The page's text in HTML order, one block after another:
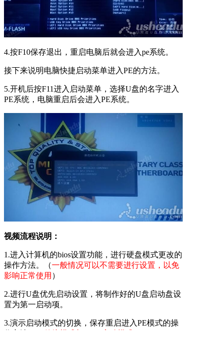
4.按F10保存退出，重启电脑后就会进入pe系统。
接下来说明电脑快捷启动菜单进入PE的方法。
5.开机后按F11进入启动菜单，选择U盘的名字进入
PE系统，电脑重启后会进入PE系统。
视频流程说明：
1.进入计算机的bios设置功能，进行硬盘模式更改的
操作方法。（一般情况可以不需要进行设置，以免
影响正常使用 ）
2.进行U盘优先启动设置，将制作好的U盘启动盘设
置为第一启动项。
3.演示启动模式的切换，保存重启进入PE模式的操